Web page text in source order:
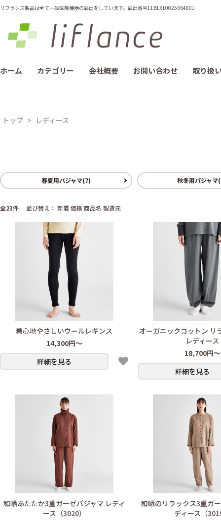
リフランス製品は全て一般医療機器の届出をしています。届出番号11B1X10025664801
ホーム カテゴリー 会社概要 お問い合わせ 取り扱
トップ > レディース
春夏用パジャマ(7) 秋冬用パジャマ
全23件 並び替え： 新着価格商品名 製造元
着心地やさしいウールレギンス
14,300円～
詳細を見る
オーガニックコットン リ
レディース
18,700円～
詳細を見る
和晒あたたか3重ガーゼパジャマ レディ
ース（3020）
和晒のリラックス3重ガ
ディース（